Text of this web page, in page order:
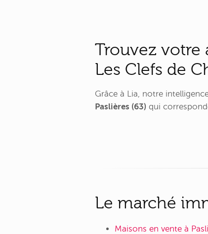
Trouvez votre
Les Clefs de
Grâce à Lia, notre
Paslières (63) qui
Le marché
Maisons en vente à